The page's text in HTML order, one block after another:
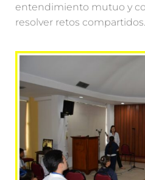
entendimiento mutuo y
resolver retos compartidos.